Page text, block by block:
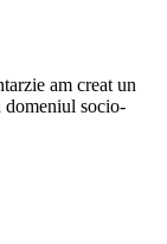
am creat un
domeniul socio-